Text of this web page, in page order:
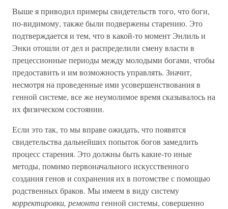
Выше я приводил примеры свидетельств того, что боги,
по-видимому, также были подвержены старению. Это
подтверждается и тем, что в какой-то момент Энлиль и
Энки отошли от дел и распределили смену власти в
прецессионные периоды между молодыми богами, чтобы
предоставить и им возможность управлять. Значит,
несмотря на проведенные ими усовершенствования в
генной системе, все же неумолимое время сказывалось на
их физическом состоянии.
Если это так, то мы вправе ожидать, что появятся
свидетельства дальнейших попыток богов замедлить
процесс старения. Это должны быть какие-то иные
методы, помимо первоначального искусственного
создания генов и сохранения их в потомстве с помощью
родственных браков. Мы имеем в виду систему
корректировки, ремонтагенной системы, совершенно